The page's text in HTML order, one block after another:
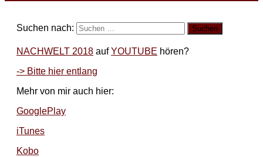
Suchen nach:
NACHWELT 2018 aufYOUTUBE hören?
-> Bitte hier entlang
Mehr von mir auch hier:
GooglePlay
iTunes
Kobo